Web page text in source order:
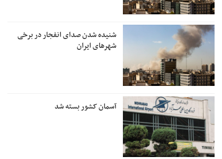
شنیده شدن صدای انفجار در برخی
شهرهای ایران
آسمان کشور بسته شد